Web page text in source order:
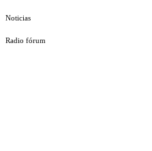
Noticias
Radio fórum